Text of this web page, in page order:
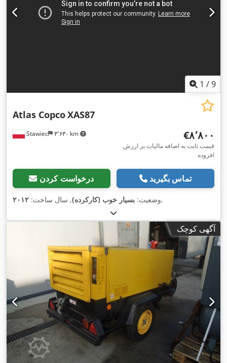
1 /9
Stawiec ۳٬۶۳۰ km
Atlas CopcoXAS87
‎€۸٬۸۰۰
قیمت ثابت به اضافه مالیات بر ارزش
افزوده
درخواست کردن تماس بگیرید
وضعیت: بسیار خوب (کارکرده), سال ساخت: ۲۰۱۲ ,
آگهی کوچک